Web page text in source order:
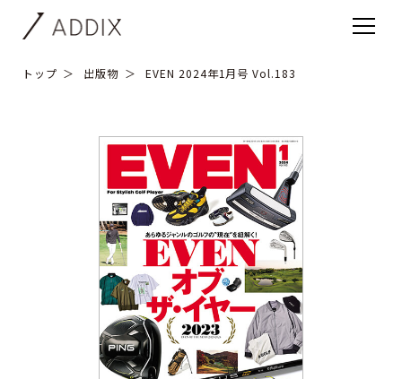
トップ 出版物 EVEN 2024年1月号 Vol.183